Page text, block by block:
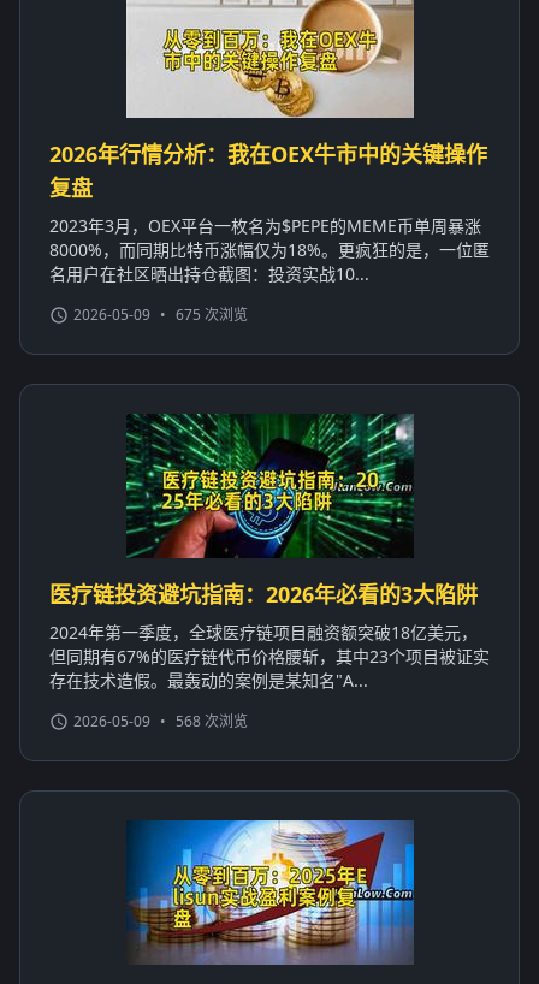
2026年行情分析：我在OEX牛市中的关键操作
复盘
2023年3月，OEX平台一枚名为$PEPE的MEME币单周暴涨
8000%，而同期比特币涨幅仅为18%。更疯狂的是，一位匿
名用户在社区晒出持仓截图：投资实战10...
2026-05-09 • 675 次浏览
医疗链投资避坑指南：2026年必看的3大陷阱
2024年第一季度，全球医疗链项目融资额突破18亿美元，
但同期有67%的医疗链代币价格腰斩，其中23个项目被证实
存在技术造假。最轰动的案例是某知名"A...
2026-05-09 • 568 次浏览